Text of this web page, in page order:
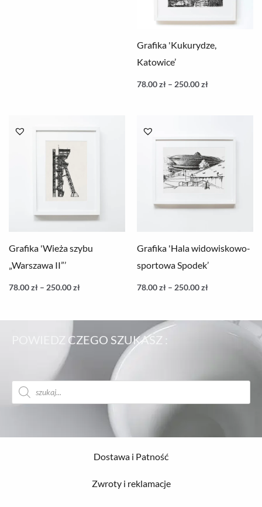
Grafika 'Kukurydze,
Katowice’
78.00zł – 250.00zł
Grafika 'Wieża szybu
„Warszawa II”’
78.00zł – 250.00zł
cen:
od
Grafika 'Hala widowiskowo-
sportowa Spodek’
78.00zł – 250.00zł
od
do
250.00 zł
POWIEDZ CZEGO SZUKASZ :
Wyszukiwarka
produktów
Dostawa i Patność
Zwroty i reklamacje